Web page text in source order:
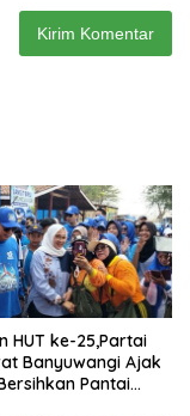
HUT ke-25,Partai
Banyuwangi Ajak
Pantai